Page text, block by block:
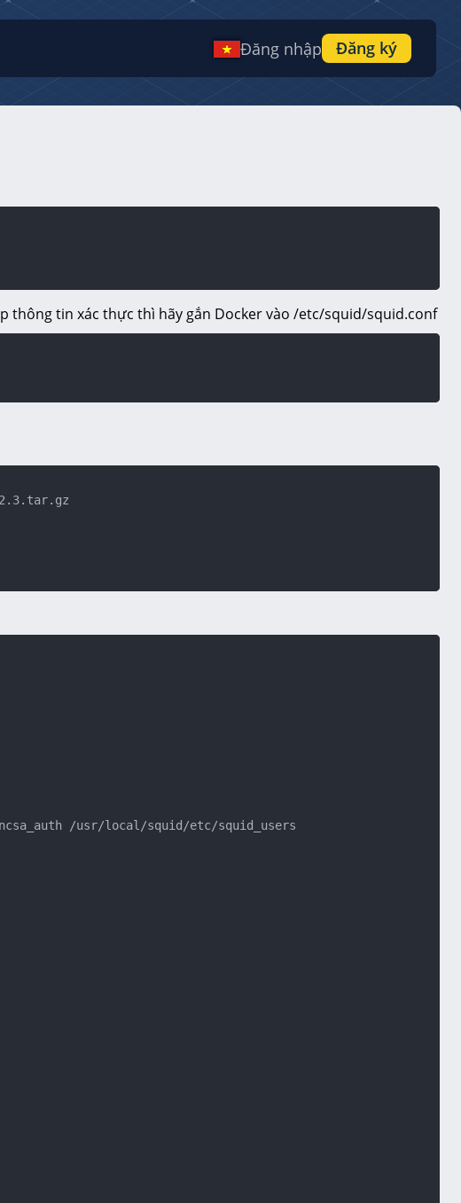
Đăng nhập Đăng ký
thông tin xác thực thì hãy gắn Docker vào /etc/squid/squid.conf
/usr/local/squid/etc/squid_users